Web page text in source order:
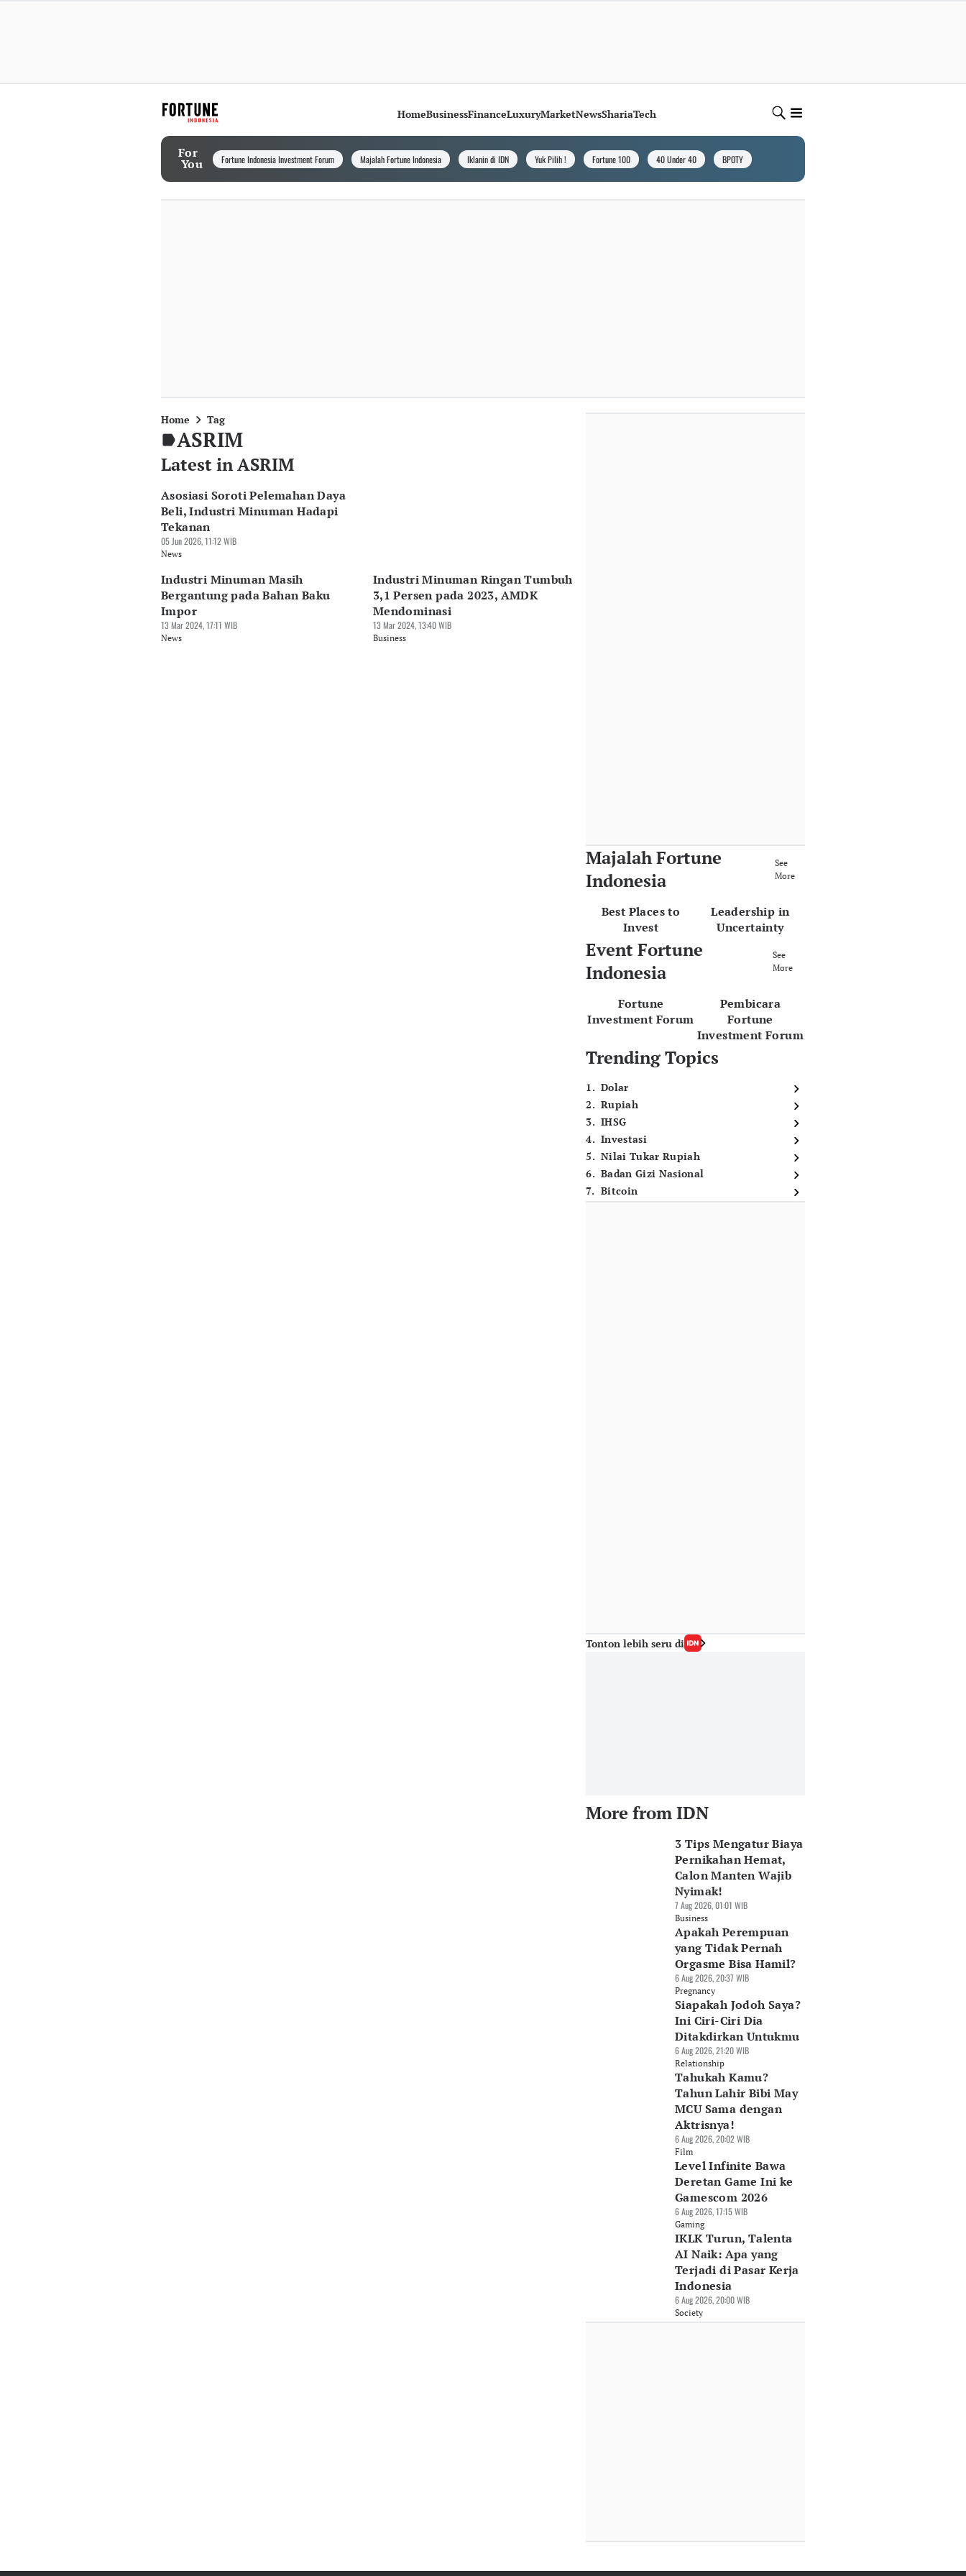
HomeBusinessFinanceLuxuryMarketNewsShariaTech
For
You Fortune Indonesia Investment Forum Majalah Fortune Indonesia Iklanin di IDN Yuk Pilih ! Fortune 100 40 Under 40 BPOTY
Home Tag
ASRIM
Latest in ASRIM
Asosiasi Soroti Pelemahan Daya
Beli, Industri Minuman Hadapi
Tekanan
05 Jun 2026, 11:12 WIB
News
Industri Minuman Masih
Bergantung pada Bahan Baku
Impor
13 Mar 2024, 17:11 WIB
News
Industri Minuman Ringan Tumbuh
3,1 Persen pada 2023, AMDK
Mendominasi
13 Mar 2024, 13:40 WIB
Business
Majalah Fortune
Indonesia
See
More
Best Places to
Invest
Leadership in
Uncertainty
Event Fortune
Indonesia
See
More
Fortune
Investment Forum
Pembicara
Fortune
Investment Forum
Trending Topics
1. Dolar
2. Rupiah
3. IHSG
4. Investasi
5. Nilai Tukar Rupiah
6. Badan Gizi Nasional
7. Bitcoin
Tonton lebih seru di
More from IDN
3 Tips Mengatur Biaya
Pernikahan Hemat,
Calon Manten Wajib
Nyimak!
7 Aug 2026, 01:01 WIB
Business
Apakah Perempuan
yang Tidak Pernah
Orgasme Bisa Hamil?
6 Aug 2026, 20:37 WIB
Pregnancy
Siapakah Jodoh Saya?
Ini Ciri-Ciri Dia
Ditakdirkan Untukmu
6 Aug 2026, 21:20 WIB
Relationship
Tahukah Kamu?
Tahun Lahir Bibi May
MCU Sama dengan
Aktrisnya!
6 Aug 2026, 20:02 WIB
Film
Level Infinite Bawa
Deretan Game Ini ke
Gamescom 2026
6 Aug 2026, 17:15 WIB
Gaming
IKLK Turun, Talenta
AI Naik: Apa yang
Terjadi di Pasar Kerja
Indonesia
6 Aug 2026, 20:00 WIB
Society